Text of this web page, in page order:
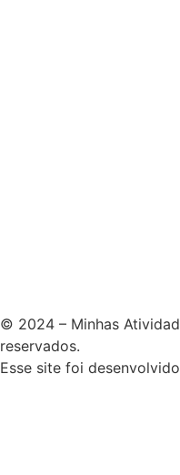
© 2024 – Minhas
reservados.
Esse site foi